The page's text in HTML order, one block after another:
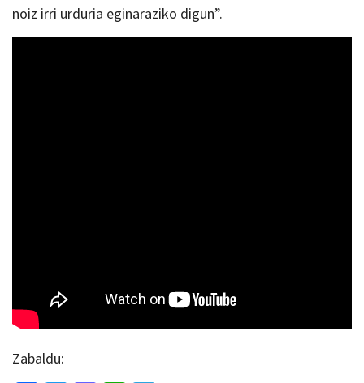
noiz irri urduria eginaraziko digun”.
Zabaldu: